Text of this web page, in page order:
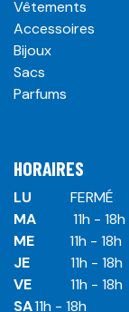
Vêtements
Accessoires
Bijoux
Sacs
Parfums
HORAIRES
LU
​ ​FERMÉ
MA
​11h - 18h
ME
​11h - 18h
JE
​​11h - 18h
VE
​​​11h - 18h
SA​​​11h - 18h